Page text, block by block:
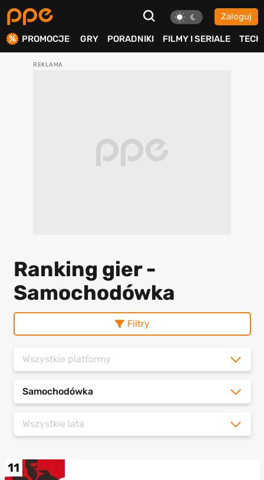
Zaloguj
PROMOCJE GRY PORADNIKI FILMY I SERIALE TECH
Ranking gier -
Samochodówka
Filtry
Wszystkie platformy
Samochodówka
Wszystkie lata
11